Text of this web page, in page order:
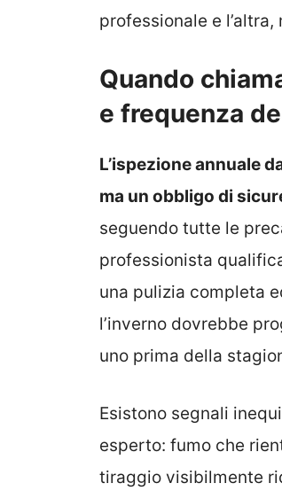
professionale e
Quando
e frequenza
L’ispezione annuale
ma un obbligo di
seguendo tutte le
professionista
una pulizia completa
l’inverno dovrebbe
uno prima della
Esistono segnali
esperto: fumo che
tiraggio visibilmente